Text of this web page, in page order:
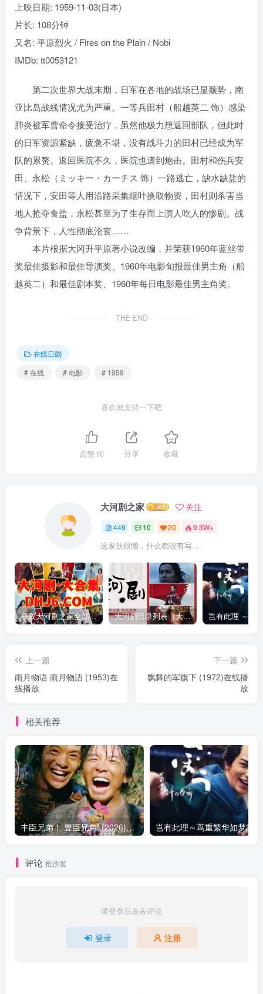
上映日期: 1959-11-03(日本)
片长: 108分钟
又名: 平原烈火 / Fires on the Plain / Nobi
IMDb: tt0053121
第二次世界大战末期，日军在各地的战场已显颓势，南
亚比岛战线情况尤为严重。一等兵田村（船越英二 饰）感染
肺炎被军曹命令接受治疗，虽然他极力想返回部队，但此时
的日军资源紧缺，疲惫不堪，没有战斗力的田村已经成为军
队的累赘。返回医院不久，医院也遭到炮击。田村和伤兵安
田、永松（ミッキー・カーチス 饰）一路逃亡，缺水缺盐的
情况下，安田等人用沿路采集烟叶换取物资，田村则杀害当
地人抢夺食盐，永松甚至为了生存而上演人吃人的惨剧。战
争背景下，人性彻底沦丧……
本片根据大冈升平原著小说改编，并荣获1960年蓝丝带
奖最佳摄影和最佳导演奖、1960年电影旬报最佳男主角（船
越英二）和最佳剧本奖、1960年每日电影最佳男主角奖。
THE END
在线日剧
# 在线
# 电影 # 1959
喜欢就支持一下吧
点赞10 分享 收藏
大河剧之家 关注
449 10 20 9.3W+
这家伙很懒，什么都没有写...
获取大河剧之家全部资源 大河剧目录列表（大河剧资源以本目录为准）
上一篇
雨月物语 雨月物語 (1953)在
线播放
下一篇
飘舞的军旗下 (1972)在线播
放
相关推荐
丰臣兄弟！ 豊臣兄弟! (2026)在线播放 更新29
评论 抢沙发
请登录后发表评论
登录 注册